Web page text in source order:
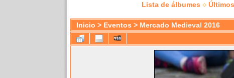
Lista de álbumes
Inicio > Eventos > Mercado Medieval 2016